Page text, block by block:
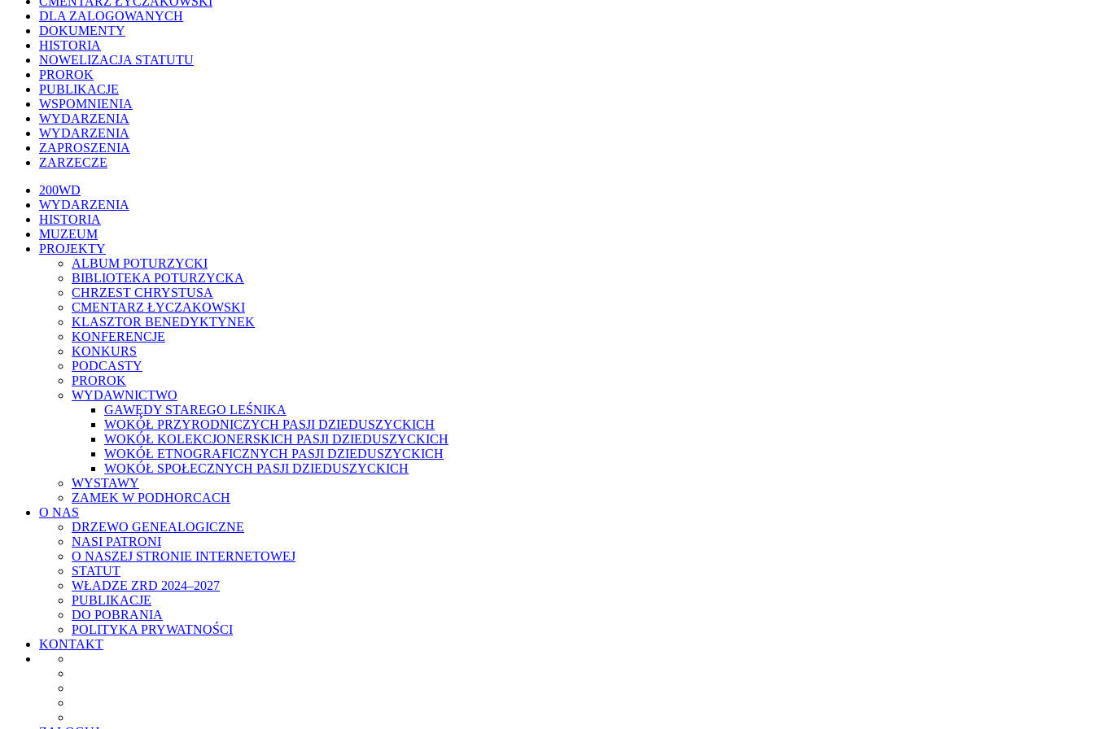
DLA ZALOGOWANYCH
DOKUMENTY
HISTORIA
NOWELIZACJA STATUTU
PROROK
PUBLIKACJE
WSPOMNIENIA
WYDARZENIA
WYDARZENIA
ZAPROSZENIA
ZARZECZE
Close
Menu
200WD
WYDARZENIA
HISTORIA
MUZEUM
PROJEKTY
ALBUM POTURZYCKI
BIBLIOTEKA POTURZYCKA
CHRZEST CHRYSTUSA
CMENTARZ ŁYCZAKOWSKI
KLASZTOR BENEDYKTYNEK
KONFERENCJE
KONKURS
PODCASTY
PROROK
WYDAWNICTWO
GAWĘDY STAREGO LEŚNIKA
WOKÓŁ PRZYRODNICZYCH PASJI DZIEDUSZYCKICH
WOKÓŁ KOLEKCJONERSKICH PASJI DZIEDUSZYCKICH
WOKÓŁ ETNOGRAFICZNYCH PASJI DZIEDUSZYCKICH
WOKÓŁ SPOŁECZNYCH PASJI DZIEDUSZYCKICH
WYSTAWY
ZAMEK W PODHORCACH
O NAS
DRZEWO GENEALOGICZNE
NASI PATRONI
O NASZEJ STRONIE INTERNETOWEJ
STATUT
WŁADZE ZRD 2024–2027
PUBLIKACJE
DO POBRANIA
POLITYKA PRYWATNOŚCI
KONTAKT